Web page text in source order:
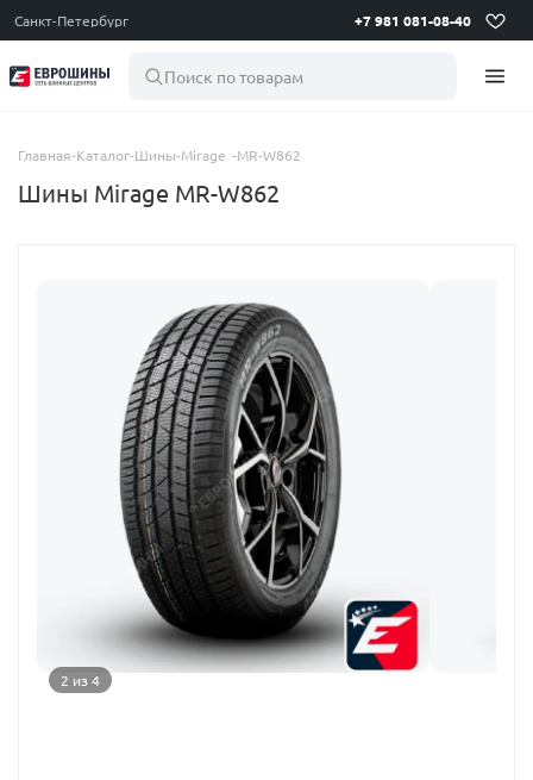
Санкт-Петербург +7 981 081-08-40
Поиск по товарам
Главная-Каталог-Шины-Mirage -MR-W862
Шины Mirage MR-W862
2 из 4